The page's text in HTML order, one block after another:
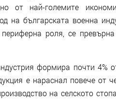
от най-големите
на българската военна
роля, се
формира почти 4%
е нараснал повече от
на селското